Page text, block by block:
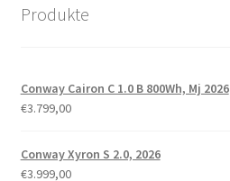
Produkte
Conway Cairon C 1.0 B 800Wh, Mj 2026
€3.799,00
Conway Xyron S 2.0, 2026
€3.999,00